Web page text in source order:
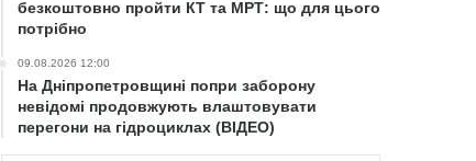
безкоштовно пройти КТ та МРТ: що для цього
потрібно
09.08.2026 12:00
На Дніпропетровщині попри заборону
невідомі продовжують влаштовувати
перегони на гідроциклах (ВІДЕО)